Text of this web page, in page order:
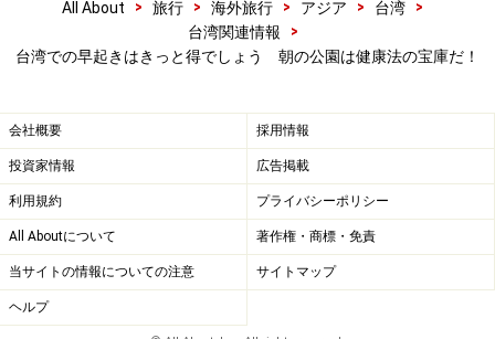
All About > 旅行 > 海外旅行 > アジア > 台湾
>
台湾関連情報
>
台湾での早起きはきっと得でしょう 朝の公園は健康法の宝庫だ！
会社概要 採用情報
投資家情報 広告掲載
利用規約 プライバシーポリシー
All Aboutについて 著作権・商標・免責
当サイトの情報についての注意 サイトマップ
ヘルプ